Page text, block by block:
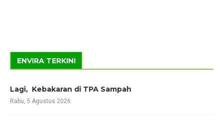
ENVIRA TERKINI
Lagi, Kebakaran di TPA Sampah
Rabu, 5 Agustus 2026